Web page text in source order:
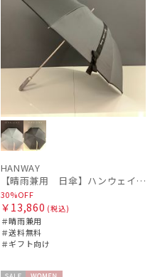
HANWAY
【晴雨兼用 日傘】ハンウェイ（ＨＡＮＷＡＹ）Margot（マーゴット）
30%OFF
￥13,860 (税込)
＃晴雨兼用
＃送料無料
＃ギフト向け